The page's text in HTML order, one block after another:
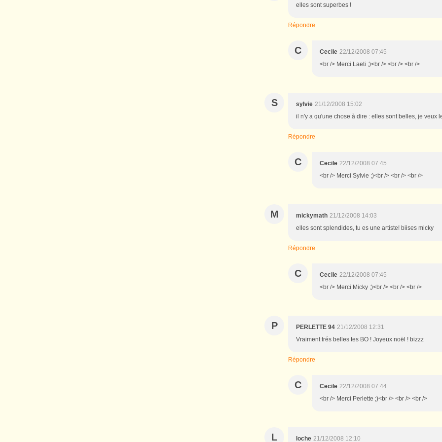
elles sont superbes !
Répondre
C Cecile 22/12/2008 07:45
<br /> Merci Laeti ;)<br /> <br /> <br />
S sylvie 21/12/2008 15:02
il n'y a qu'une chose à dire : elles sont belles, je veux
Répondre
C Cecile 22/12/2008 07:45
<br /> Merci Sylvie ;)<br /> <br /> <br />
M mickymath 21/12/2008 14:03
elles sont splendides, tu es une artiste! biises micky
Répondre
C Cecile 22/12/2008 07:45
<br /> Merci Micky ;)<br /> <br /> <br />
P PERLETTE 94 21/12/2008 12:31
Vraiment trés belles tes BO ! Joyeux noël ! bizzz
Répondre
C Cecile 22/12/2008 07:44
<br /> Merci Perlette ;)<br /> <br /> <br />
L loche 21/12/2008 12:10